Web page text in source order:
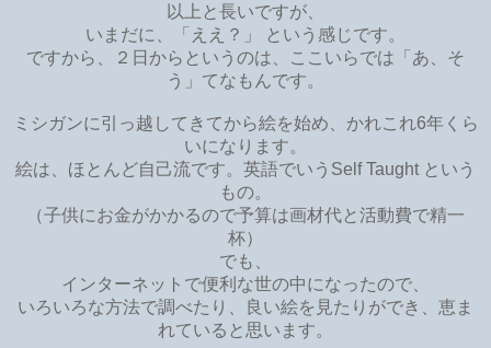
以上と長いですが、
いまだに、「ええ？」 という感じです。
ですから、２日からというのは、ここいらでは「あ、そ
う」てなもんです。
ミシガンに引っ越してきてから絵を始め、かれこれ6年くら
いになります。
絵は、ほとんど自己流です。英語でいうSelf Taught という
もの。
（子供にお金がかかるので予算は画材代と活動費で精一
杯）
でも、
インターネットで便利な世の中になったので、
いろいろな方法で調べたり、良い絵を見たりができ、恵ま
れていると思います。